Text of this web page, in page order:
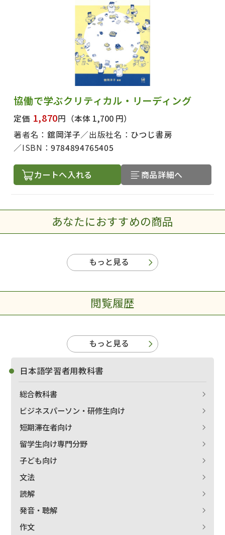
協働で学ぶクリティカル・リーディング
定価 1,870円 （本体 1,700 円）
著者名： 舘岡洋子 出版社名： ひつじ書房
ISBN：9784894765405
カートへ入れる 商品詳細へ
あなたにおすすめの商品
もっと見る
閲覧履歴
もっと見る
日本語学習者用教科書
総合教科書
ビジネスパーソン・研修生向け
短期滞在者向け
留学生向け専門分野
子ども向け
文法
読解
発音・聴解
作文